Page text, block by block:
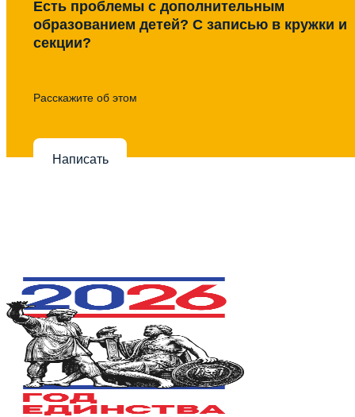
Есть проблемы с дополнительным
образованием детей? С записью в кружки и
секции?
Расскажите об этом
Написать